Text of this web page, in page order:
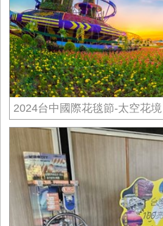
2024台中國際花毯節-太空花境